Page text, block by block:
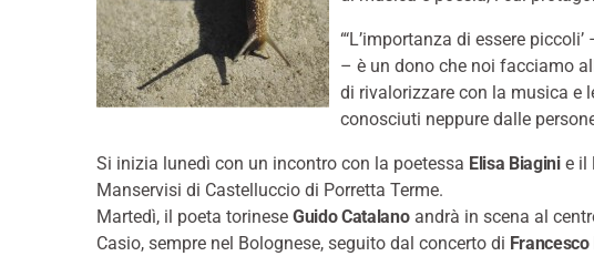
“‘L’importanza di essere
– è un dono che noi facciamo
di rivalorizzare con la musica e
conosciuti neppure dalle
Si inizia lunedì con un incontro con la poetessa Elisa Biaginie il
Manservisi di Castelluccio di Porretta Terme.
Martedì, il poeta torinese Guido Catalanoandrà in scena al
Casio, sempre nel Bolognese, seguito dal concerto di Francesco